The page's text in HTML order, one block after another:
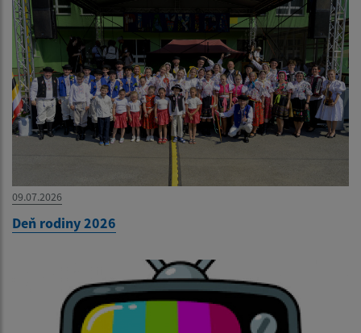
09.07.2026
Deň rodiny 2026